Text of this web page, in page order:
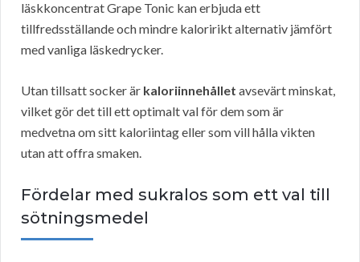
läskkoncentrat Grape Tonic kan erbjuda ett
tillfredsställande och mindre kaloririkt alternativ jämfört
med vanliga läskedrycker.
Utan tillsatt socker är kaloriinnehållet avsevärt minskat,
vilket gör det till ett optimalt val för dem som är
medvetna om sitt kaloriintag eller som vill hålla vikten
utan att offra smaken.
Fördelar med sukralos som ett val till
sötningsmedel